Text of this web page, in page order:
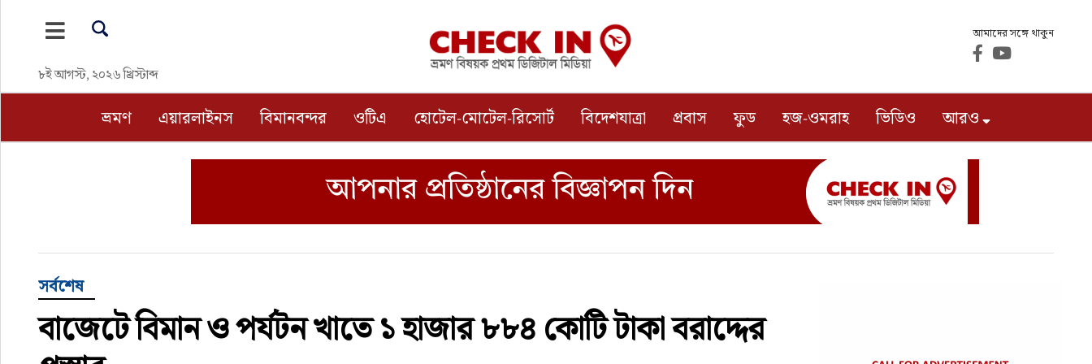
৮ই আগস্ট, ২০২৬ খ্রিস্টাব্দ
আমাদের সঙ্গে থাকুন
এয়ারলাইনস
বিমানবন্দর
বিদেশযাত্রা
প্রবাস
ভ্রমণ এয়ারলাইনস বিমানবন্দর ওটিএ হোটেল-মোটেল-রিসোর্ট বিদেশযাত্রা প্রবাস ফুড হজ-ওমরাহ ভিডিও আরও
সর্বশেষ
বাজেটে বিমান ও পর্যটন খাতে ১ হাজার ৮৮৪ কোটি টাকা বরাদ্দের